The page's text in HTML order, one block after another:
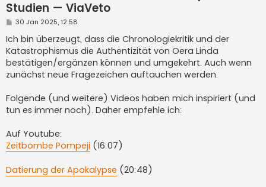
Studien — ViaVeto
P
s
t
30 Jan 2025, 12:58
Ich bin überzeugt, dass die Chronologiekritik und der
Katastrophismus die Authentizität von Oera Linda
bestätigen/ergänzen können und umgekehrt. Auch wenn
zunächst neue Fragezeichen auftauchen werden.
Folgende (und weitere) Videos haben mich inspiriert (und
tun es immer noch). Daher empfehle ich:
Auf Youtube:
Zeitbombe Pompeji (16:07)
Datierung der Apokalypse (20:48)